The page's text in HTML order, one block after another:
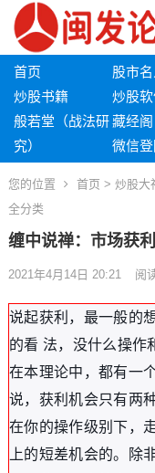
首页 股市
炒股书籍
炒股
般若堂（战法研
究）
藏经阁
微信
您的位置 首页 > 炒股大
全分类
缠中说禅：市场获
2021年4月14日 20:21 阅
说起获利，最一般的
的看 法，没什么操作
在本理论中，都有一
说，获利机会只有两
在你的操作级别下，
上的短差机会的。除